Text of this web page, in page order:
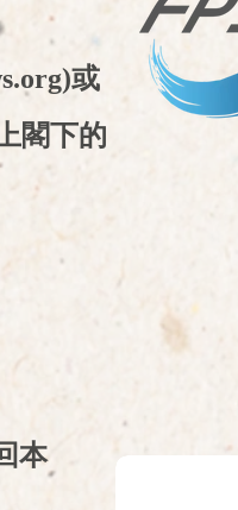
)或
閣下的
本